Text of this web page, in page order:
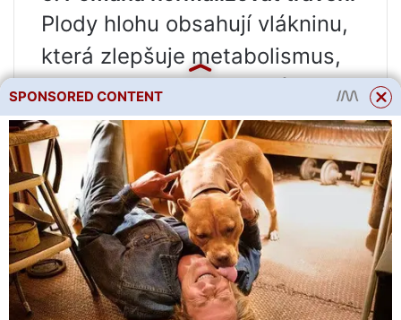
Plody hlohu obsahují vlákninu,
která zlepšuje metabolismus,
snižuje riziko zácpy a působí
také jako prebiotikum.
Prebiotika jsou potraviny, které
vyživují zdravé střevní
bakterie, životně důležité pro
normální trávení, a podporují
jejich vývoj [16].
Potkani, kterým byl podáván
SPONSORED CONTENT